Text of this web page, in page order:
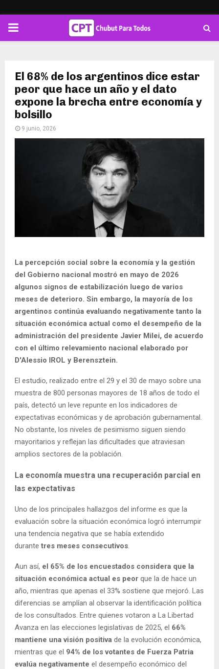
PRIMARY
El 68% de los argentinos dice estar
peor que hace un año y el dato
expone la brecha entre economía y
bolsillo
9 junio, 2026
La percepción social sobre la economía y la gestión
del Gobierno nacional mostró en mayo de 2026
algunos signos de estabilización luego de varios
meses de deterioro. Sin embargo, la mayoría de los
argentinos continúa evaluando negativamente tanto la
situación económica actual como el desempeño de la
administración del presidente Javier Milei, de acuerdo
con el último relevamiento nacional elaborado por
D'Alessio IROL y Berensztein.
El estudio, realizado entre el 29 y el 30 de mayo sobre una
muestra de 800 personas mayores de 18 años de todo el
país, detectó un leve repunte en los indicadores de
expectativas económicas y de aprobación gubernamental.
No obstante, los niveles de pesimismo siguen siendo
mayoritarios y reflejan las dificultades que atraviesan
amplios sectores de la población.
La economía muestra una recuperación parcial en
las expectativas
Uno de los principales hallazgos del informe es que la
evaluación sobre la situación económica logró interrumpir
una tendencia negativa que se había extendido
durante tres meses consecutivos.
Aun así, el 65% de los encuestados considera que la
situación económica actual es peor que la de hace un
año, mientras que apenas el 33% sostiene que mejoró. Las
diferencias se amplían al observar la identificación política
de los consultados. Entre quienes votaron a La Libertad
Avanza en las elecciones legislativas de 2025, el 66%
mantiene una visión positiva de la evolución económica,
mientras que el 94% de los votantes de Fuerza Patria
evalúa negativamente el desempeño económico del